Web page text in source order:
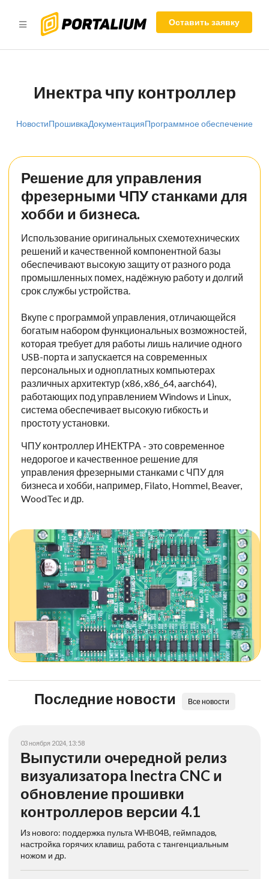
Оставить заявку
Инектра чпу контроллер
НовостиПрошивкаДокументацияПрограммное обеспечение
Решение для управления
фрезерными ЧПУ станками для
хобби и бизнеса.
Использование оригинальных схемотехнических
решений и качественной компонентной базы
обеспечивают высокую защиту от разного рода
промышленных помех, надёжную работу и долгий
срок службы устройства.
Вкупе с программой управления, отличающейся
богатым набором функциональных возможностей,
которая требует для работы лишь наличие одного
USB-порта и запускается на современных
персональных и одноплатных компьютерах
различных архитектур (x86, x86_64, aarch64),
работающих под управлением Windows и Linux,
система обеспечивает высокую гибкость и
простоту установки.
ЧПУ контроллер ИНЕКТРА - это современное
недорогое и качественное решение для
управления фрезерными станками с ЧПУ для
бизнеса и хобби, например, Filato, Hommel, Beaver,
WoodTec и др.
Последние новости Все новости
03 ноября 2024, 13:58
Выпустили очередной релиз
визуализатора Inectra CNC и
обновление прошивки
контроллеров версии 4.1
Из нового: поддержка пульта WHB04B, геймпадов,
настройка горячих клавиш, работа с тангенциальным
ножом и др.